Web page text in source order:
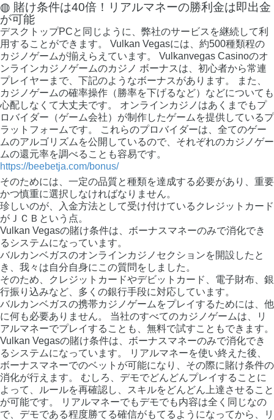
◍ 賭け条件は40倍！リアルマネーの勝利金は即出金
が可能
デスクトップPCと同じように、弊社のサービスを継続して利
用することができます。 Vulkan Vegasには、約500種類程の
カジノゲームが揃えらえています。 Vulkanvegas Casinoのオ
ンラインカジノゲームのカジノ ボーナスは、初心者から常連
プレイヤーまで、下記のようなボーナスがあります。 また、
カジノゲームの確率操作（勝率を下げるなど）などについても
心配しなくて大丈夫です。 オンラインカジノはあくまでもプ
ロバイダー（ゲーム会社）が制作したゲームを提供しているプ
ラットフォームです。 これらのプロバイダーは、全てのゲー
ムのアルゴリズムを公開しているので、それぞれのカジノゲー
ムの還元率を調べることも容易です。
https://beebetja.com/bonus/
そのためには、一定の品質と種類を達成する必要があり、重要
かつ慎重に選択しなければなりません。
珍しいのが、入金方法として受け付けているクレジットカード
がＪＣＢという点。
Vulkan Vegasの賭け条件は、ボーナスマネーのみで消化でき
るシステムになっています。
バルカンベガスのオンラインカジノセクションを開設したと
き、我々は自分自身にこの質問をしました。
そのため、クレジットカードやデビットカード、電子財布、銀
行振り込みなど、多くの銀行手段に対応しています。
バルカンベガスの携帯カジノゲームをプレイするためには、他
に何も必要ありません。 当社のすべてのカジノゲームは、リ
アルマネーでプレイすることも、無料で試すこともできます。
Vulkan Vegasの賭け条件は、ボーナスマネーのみで消化でき
るシステムになっています。 リアルマネーを使い終えた後、
ボーナスマネーでのベットが可能になり、その際に賭け条件の
消化が行えます。 むしろ、デモでどんどんプレイすることに
よって、ルールを再確認し、スキルをどんどん上達させること
が可能です。 リアルマネーでもデモでも内容は全く同じなの
で、デモである程度勝てる確信がもてるようになってから、リ